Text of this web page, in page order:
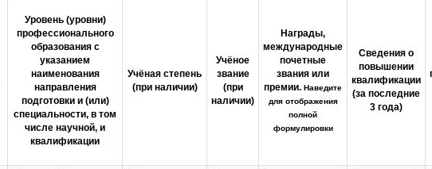
Уровень (уровни)
профессионального
образования с
указанием
наименования
направления
подготовки и (или)
специальности, в том
числе научной, и
квалификации
Учёная степень
(при наличии)
Учёное
звание
(при
наличии)
Награды,
международные
почетные
звания или
премии. Наведите
для отображения
полной
формулировки
Сведения о
повышении
квалификации
(за последние
3 года)